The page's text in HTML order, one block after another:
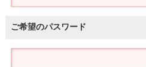
ご希望のパスワード